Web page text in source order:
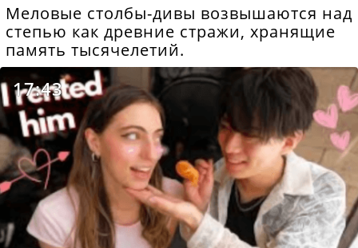
Меловые столбы-дивы возвышаются над
степью как древние стражи, хранящие
память тысячелетий.
17:43